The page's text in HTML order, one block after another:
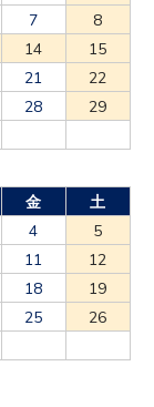
7
8
14
15
21
22
28
29
金
土
4
5
11
12
18
19
25
26